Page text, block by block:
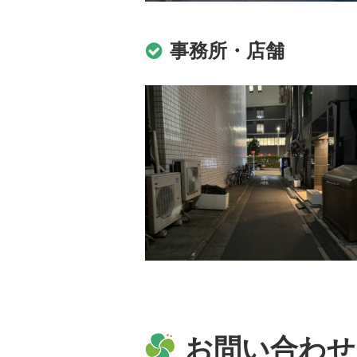
事務所・店舗
お問い合わせ